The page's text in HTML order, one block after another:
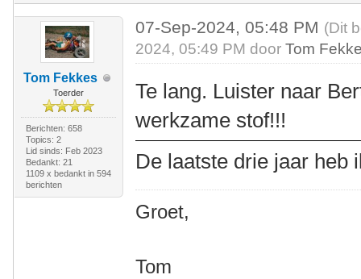
Tom Fekkes
Toerder
Berichten: 658
Topics: 2
Lid sinds: Feb 2023
Bedankt: 21
1109 x bedankt in 594
berichten
07-Sep-2024, 05:48 PM (Dit
2024, 05:49 PM doorTom
Te lang. Luister naar
werkzame stof!!!
De laatste drie jaar heb
Groet,
Tom